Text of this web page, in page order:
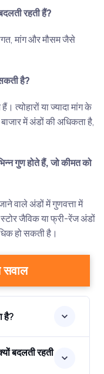
रहती हैं?
मांग और मौसम जैसे
है?
या ज्यादा मांग के
में अंडों की अधिकता है,
गुण होते हैं, जो कीमत को
वाले अंडों में गुणवत्ता में
जैविक या फ्री-रेंज अंडों
हो सकती है।
सवाल
है?
बदलती रहती